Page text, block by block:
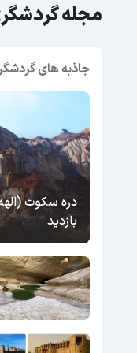
مجله
جاذبه های
دره سکوت
بازدید